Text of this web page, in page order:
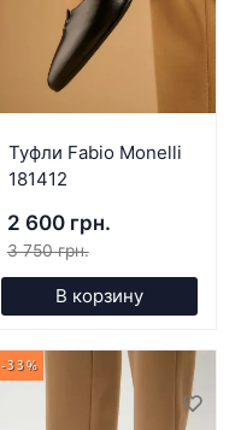
Туфли Fabio Monelli
181412
2 600 грн.
3 750 грн.
В корзину
-33%